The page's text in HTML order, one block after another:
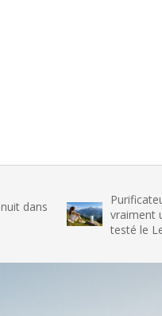
Purificateur d’air :
vraiment utile ?
testé le Levoit Core